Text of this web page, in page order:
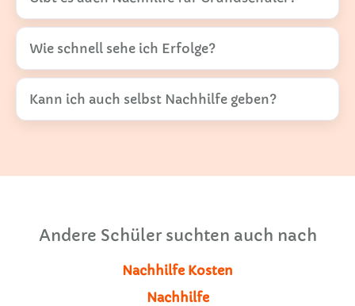
Wie schnell sehe ich Erfolge?
Kann ich auch selbst Nachhilfe geben?
Andere Schüler suchten auch nach
Nachhilfe Kosten
Nachhilfe